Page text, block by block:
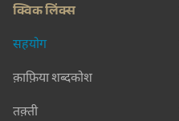
क्विक लिंक्स
सहयोग
क़ाफ़िया शब्दकोश
तक़्ती